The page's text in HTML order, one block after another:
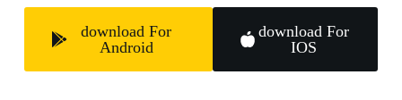
download For
Android
download For
IOS